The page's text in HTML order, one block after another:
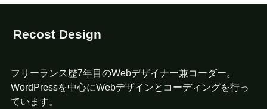
Recost Design
フリーランス歴7年目のWebデザイナー兼コーダー。
WordPressを中心にWebデザインとコーディングを行っ
ています。